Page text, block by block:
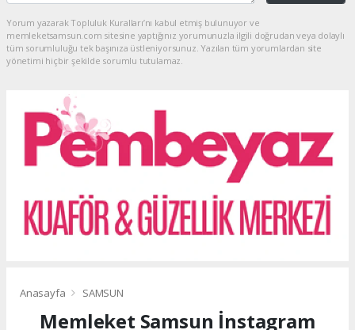
Yorum yazarak Topluluk Kuralları’nı kabul etmiş bulunuyor ve
memleketsamsun.com sitesine yaptığınız yorumunuzla ilgili doğrudan veya dolaylı
tüm sorumluluğu tek başınıza üstleniyorsunuz. Yazılan tüm yorumlardan site
yönetimi hiçbir şekilde sorumlu tutulamaz.
Anasayfa SAMSUN
Memleket Samsun İnstagram